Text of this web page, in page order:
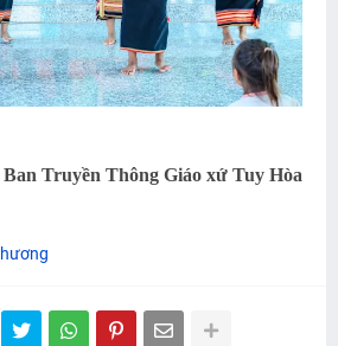
Ban Truyền Thông Giáo xứ Tuy Hòa